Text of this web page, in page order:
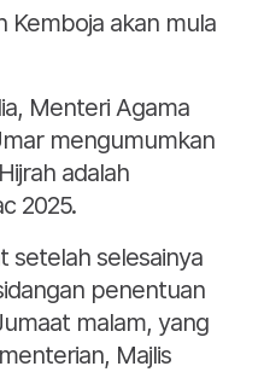
Kemboja akan mula
Menteri Agama
mengumumkan
adalah
2025.
setelah selesainya
penentuan
malam, yang
Majlis